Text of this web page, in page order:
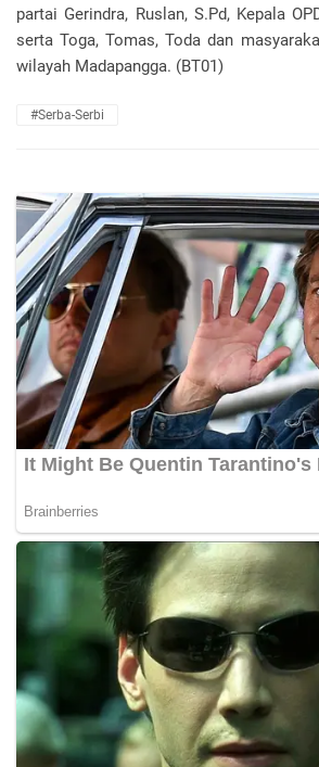
partai Gerindra, Ruslan, S.Pd, Kepala
serta Toga, Tomas, Toda dan
wilayah Madapangga. (BT01)
#Serba-Serbi